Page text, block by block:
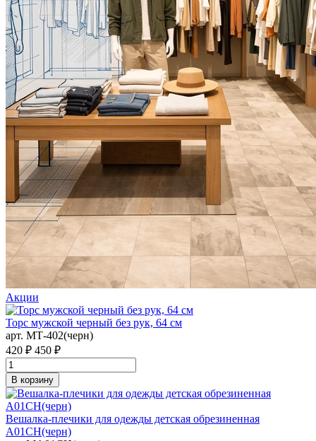
Акции
Торс мужской черный без рук, 64 см
арт. MТ-402(черн)
420 ₽ 450 ₽
В корзину
Вешалка-плечики для одежды детская обрезиненная
A01CH(черн)